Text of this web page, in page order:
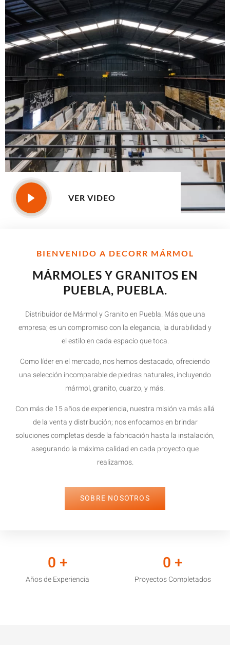
VER VIDEO
BIENVENIDO A DECORR MÁRMOL
MÁRMOLES Y GRANITOS EN
PUEBLA, PUEBLA.
Distribuidor de Mármol y Granito en Puebla. Más que una
empresa; es un compromiso con la elegancia, la durabilidad y
el estilo en cada espacio que toca.
Como líder en el mercado, nos hemos destacado, ofreciendo
una selección incomparable de piedras naturales, incluyendo
mármol, granito, cuarzo, y más.
Con más de 15 años de experiencia, nuestra misión va más allá
de la venta y distribución; nos enfocamos en brindar
soluciones completas desde la fabricación hasta la instalación,
asegurando la máxima calidad en cada proyecto que
realizamos.
SOBRE NOSOTROS
0 +
Años de Experiencia
0 +
Proyectos Completados